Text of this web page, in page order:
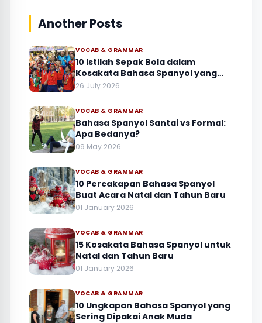
Another Posts
VOCAB & GRAMMAR
10 Istilah Sepak Bola dalam
Kosakata Bahasa Spanyol yang
Sering Muncul
26 July 2026
VOCAB & GRAMMAR
Bahasa Spanyol Santai vs Formal:
Apa Bedanya?
09 May 2026
VOCAB & GRAMMAR
10 Percakapan Bahasa Spanyol
Buat Acara Natal dan Tahun Baru
01 January 2026
VOCAB & GRAMMAR
15 Kosakata Bahasa Spanyol untuk
Natal dan Tahun Baru
01 January 2026
VOCAB & GRAMMAR
10 Ungkapan Bahasa Spanyol yang
Sering Dipakai Anak Muda